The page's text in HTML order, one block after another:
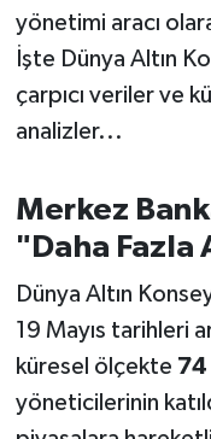
yönetimi aracı
İşte Dünya Altın
çarpıcı veriler ve
analizler...
Merkez
"Daha Fazla
Dünya Altın
19 Mayıs tarihleri
küresel ölçekte 74
yöneticilerinin
OTOMOTİV
Resmi İlanlar
Savaştepe
SİYASET
Sındırgı